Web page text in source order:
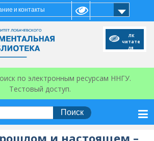
и контакты
ЛК
читате
ля
по электронным ресурсам ННГУ.
Тестовый доступ.
и настоящем –